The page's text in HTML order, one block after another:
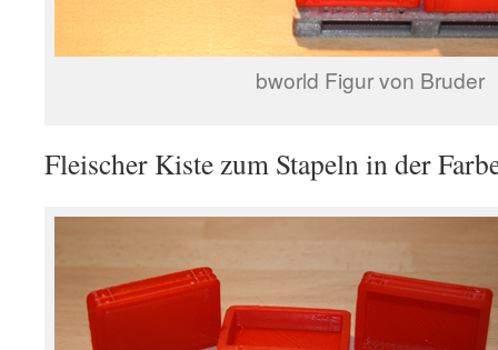
bworld Figur von Bruder
Fleischer Kiste zum Stapeln in der